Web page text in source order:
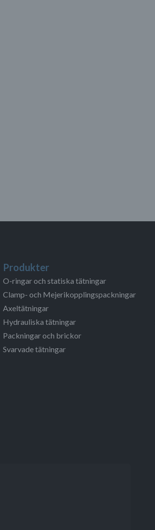
Produkter
O-ringar och statiska tätningar
Clamp- och Mejerikopplingspackningar
Axeltätningar
Hydrauliska tätningar
Packningar och brickor
Svarvade tätningar